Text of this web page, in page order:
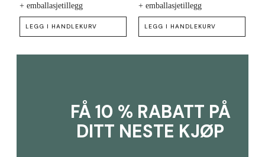
+ emballasjetillegg
LEGG I HANDLEKURV
FÅ 10 % RABATT PÅ
DITT NESTE KJØP
+ emballasjetillegg
LEGG I HANDLEKURV